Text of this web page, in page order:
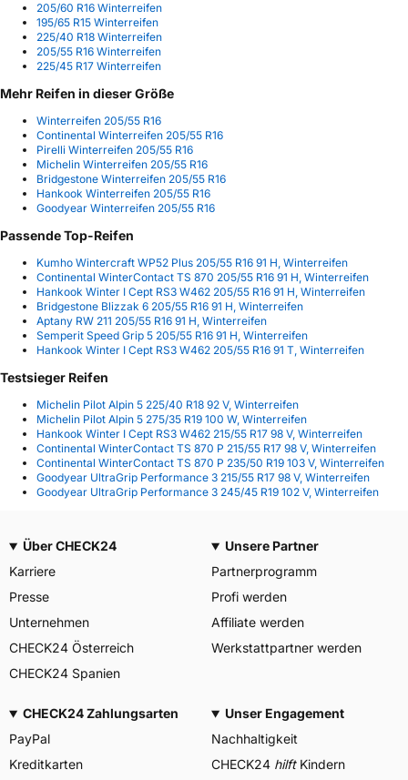
205/60 R16 Winterreifen
195/65 R15 Winterreifen
225/40 R18 Winterreifen
205/55 R16 Winterreifen
225/45 R17 Winterreifen
Mehr Reifen in dieser Größe
Winterreifen 205/55 R16
Continental Winterreifen 205/55 R16
Pirelli Winterreifen 205/55 R16
Michelin Winterreifen 205/55 R16
Bridgestone Winterreifen 205/55 R16
Hankook Winterreifen 205/55 R16
Goodyear Winterreifen 205/55 R16
Passende Top-Reifen
Kumho Wintercraft WP52 Plus 205/55 R16 91 H, Winterreifen
Continental WinterContact TS 870 205/55 R16 91 H, Winterreifen
Hankook Winter I Cept RS3 W462 205/55 R16 91 H, Winterreifen
Bridgestone Blizzak 6 205/55 R16 91 H, Winterreifen
Aptany RW 211 205/55 R16 91 H, Winterreifen
Semperit Speed Grip 5 205/55 R16 91 H, Winterreifen
Hankook Winter I Cept RS3 W462 205/55 R16 91 T, Winterreifen
Testsieger Reifen
Michelin Pilot Alpin 5 225/40 R18 92 V, Winterreifen
Michelin Pilot Alpin 5 275/35 R19 100 W, Winterreifen
Hankook Winter I Cept RS3 W462 215/55 R17 98 V, Winterreifen
Continental WinterContact TS 870 P 215/55 R17 98 V, Winterreifen
Continental WinterContact TS 870 P 235/50 R19 103 V, Winterreifen
Goodyear UltraGrip Performance 3 215/55 R17 98 V, Winterreifen
Goodyear UltraGrip Performance 3 245/45 R19 102 V, Winterreifen
Über CHECK24
Karriere
Presse
Unternehmen
CHECK24 Österreich
CHECK24 Spanien
Unsere Partner
Partnerprogramm
Profi werden
Affiliate werden
Werkstattpartner werden
CHECK24 Zahlungsarten
PayPal
Kreditkarten
Unser Engagement
Nachhaltigkeit
CHECK24 hilftKindern